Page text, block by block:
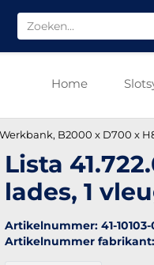
Home
B2000 x D700 x
Lista
lades, 1
Artikelnummer: 41-
Artikelnummer fabrikant: